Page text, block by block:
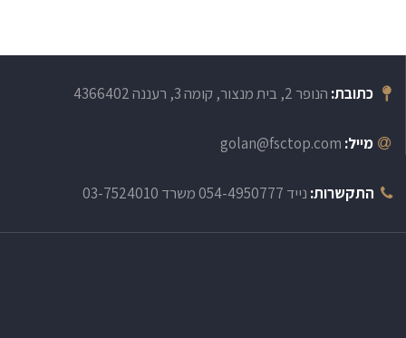
כתובת: הנופר 2, בית מנצור, קומה 3, רעננה 4366402
מייל: golan@fsctop.com
התקשרות: נייד 054-4950777 משרד 03-7524010